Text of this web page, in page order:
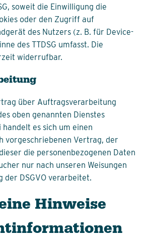
soweit die Einwilligung die
oder den Zugriff auf
des Nutzers (z. B. für Device-
des TTDSG umfasst. Die
widerrufbar.
über Auftragsverarbeitung
oben genannten Dienstes
es sich um einen
vorgeschriebenen Vertrag, der
die personenbezogenen Daten
nur nach unseren Weisungen
der DSGVO verarbeitet.
Hinweise